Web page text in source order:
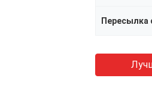
Пересылка